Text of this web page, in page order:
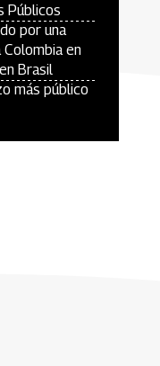
Públicos
por una
en
Brasil
más público